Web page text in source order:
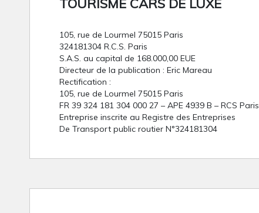
TOURISME CARS DE LUXE
105, rue de Lourmel 75015 Paris
324181304 R.C.S. Paris
S.A.S. au capital de 168.000,00 EUE
Directeur de la publication : Eric Mareau
Rectification :
105, rue de Lourmel 75015 Paris
FR 39 324 181 304 000 27 – APE 4939 B – RCS Paris
Entreprise inscrite au Registre des Entreprises
De Transport public routier N°324181304